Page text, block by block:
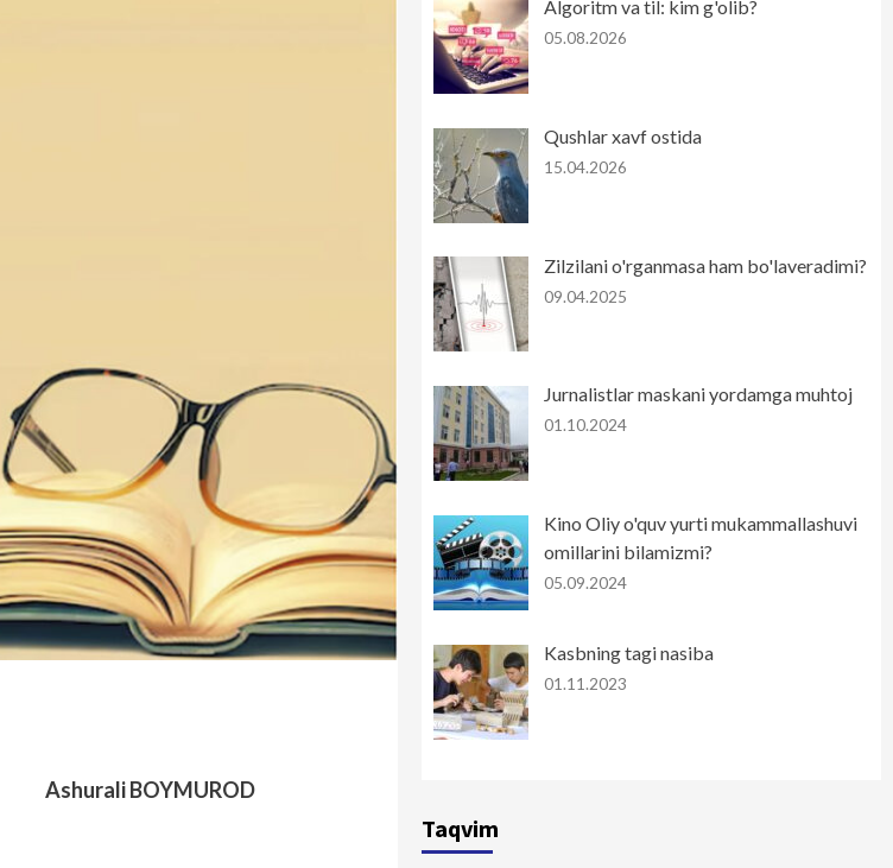
Ashurali BOYMUROD
Algoritm va til: kim g'olib?
05.08.2026
Qushlar xavf ostida
15.04.2026
Zilzilani o'rganmasa ham bo'laveradimi?
09.04.2025
Jurnalistlar maskani yordamga muhtoj
01.10.2024
Kino Oliy o'quv yurti mukammallashuvi
omillarini bilamizmi?
05.09.2024
Kasbning tagi nasiba
01.11.2023
Taqvim